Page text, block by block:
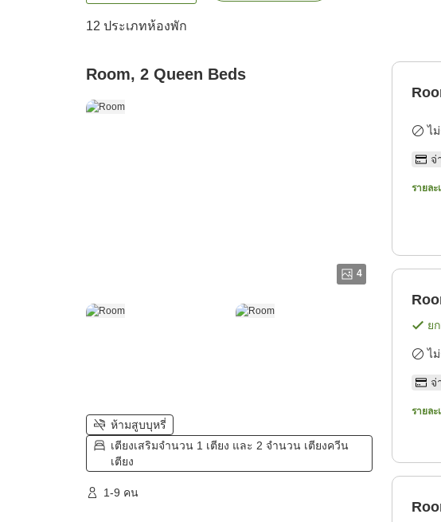
12 ประเภทห้องพัก
Room, 2 Queen Beds
4
ห้ามสูบบุหรี่
เตียงเสริมจำนวน 1 เตียง และ 2 จำนวน เตียงควีน
เตียง
1-9 คน
ไ
จ่
รายล
ย
ไ
จ่
รายล